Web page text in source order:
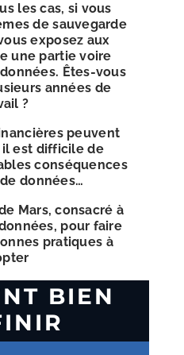
les cas, si vous
de sauvegarde
exposez aux
une partie voire
Êtes-vous
années de
?
peuvent
est difficile de
conséquences
données…
Mars, consacré à
pour faire
pratiques à
BIEN